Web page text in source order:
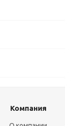
Компания